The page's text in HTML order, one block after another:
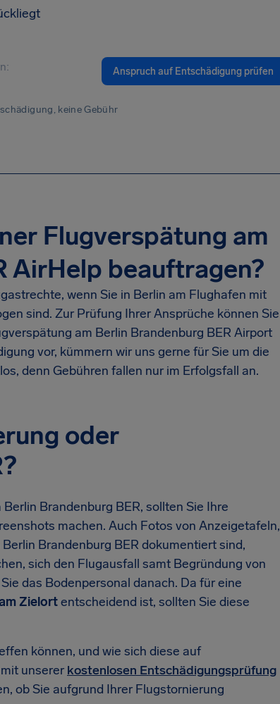
Anspruch auf Entschädigung prüfen
keine Gebühr
Flugverspätung am
AirHelp beauftragen?
wenn Sie in Berlin am Flughafen mit
sind. Zur Prüfung Ihrer Ansprüche können Sie
am Berlin Brandenburg BER Airport
vor, kümmern wir uns gerne für Sie um die
denn Gebühren fallen nur im Erfolgsfall an.
oder
Brandenburg BER, sollten Sie Ihre
machen. Auch Fotos von Anzeigetafeln,
Brandenburg BER dokumentiert sind,
sich den Flugausfall samt Begründung von
das Bodenpersonal danach. Da für eine
Zielortentscheidend ist, sollten Sie diese
können, und wie sich diese auf
unserer kostenlosen Entschädigungsprüfung
ob Sie aufgrund Ihrer Flugstornierung